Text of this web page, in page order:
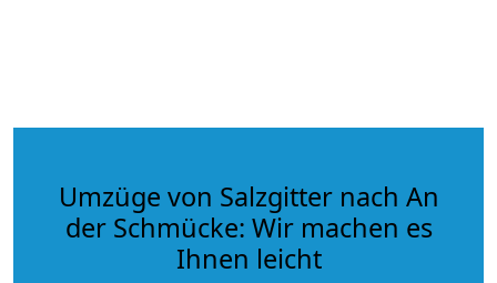
Umzüge von Salzgitter nach An
der Schmücke: Wir machen es
Ihnen leicht